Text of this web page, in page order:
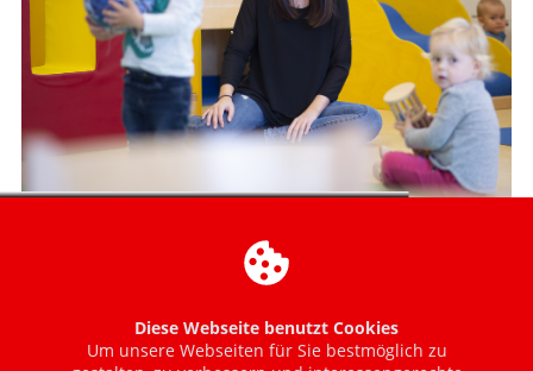
Diese Webseite benutzt Cookies
Um unsere Webseiten für Sie bestmöglich zu